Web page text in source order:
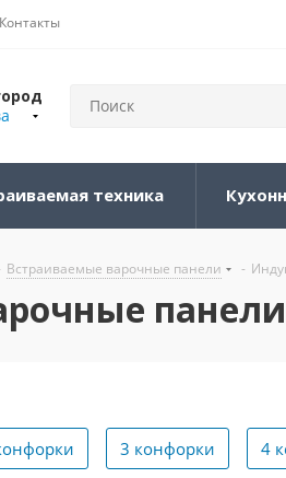
Контакты
техника
Встраиваемые варочные панели -
3 конфорки 4